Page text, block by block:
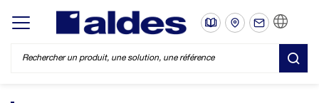
Display/hide main menu